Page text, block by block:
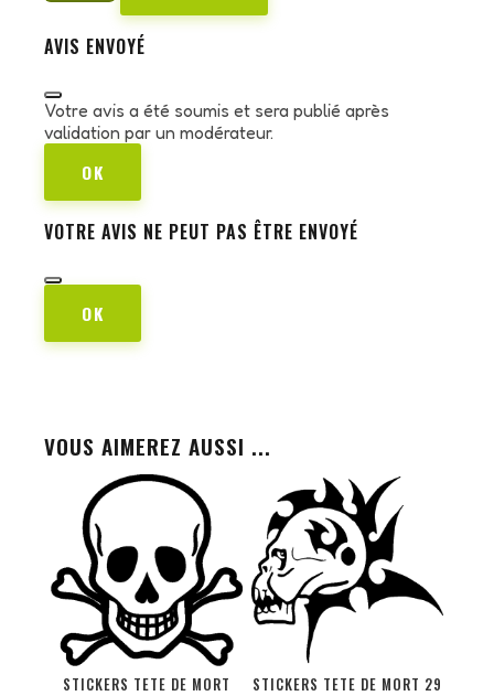
AVIS ENVOYÉ
Votre avis a été soumis et sera publié après
validation par un modérateur.
OK
VOTRE AVIS NE PEUT PAS ÊTRE ENVOYÉ
OK
VOUS AIMEREZ AUSSI ...
STICKERS TETE DE MORT
PERSONNALISER
STICKERS TETE DE MORT 29
PERSONNALISER